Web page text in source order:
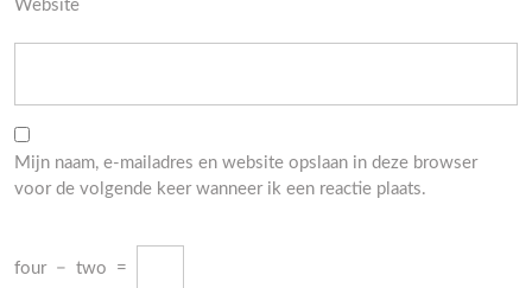
Website
Mijn naam, e-mailadres en website opslaan in deze browser
voor de volgende keer wanneer ik een reactie plaats.
four − two =